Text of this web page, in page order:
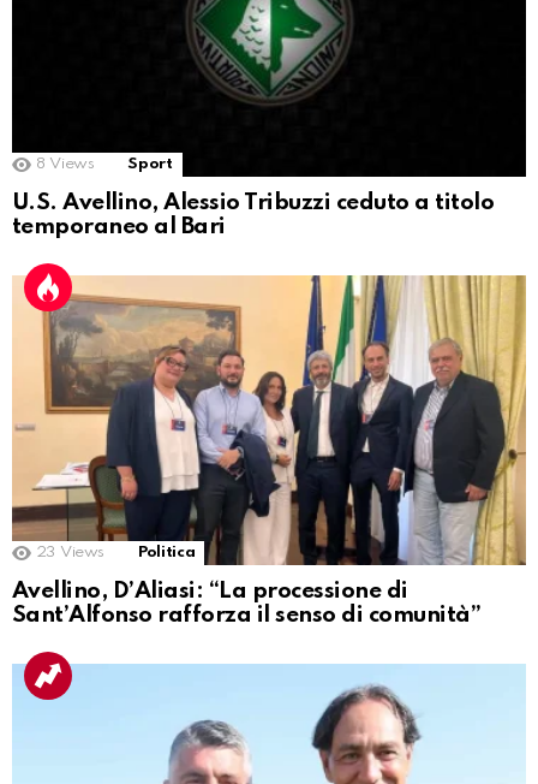
8 Views Sport
U.S. Avellino, Alessio Tribuzzi ceduto a titolo
temporaneo al Bari
23 Views Politica
Avellino, D’Aliasi: “La processione di
Sant’Alfonso rafforza il senso di comunità”